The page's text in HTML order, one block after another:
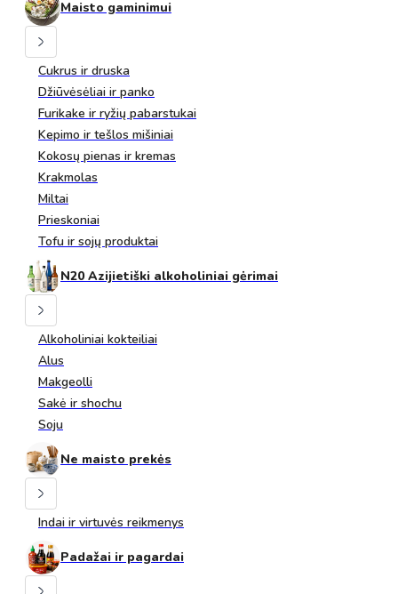
Maisto gaminimui
Cukrus ir druska
Džiūvėsėliai ir panko
Furikake ir ryžių pabarstukai
Kepimo ir tešlos mišiniai
Kokosų pienas ir kremas
Krakmolas
Miltai
Prieskoniai
Tofu ir sojų produktai
N20 Azijietiški alkoholiniai gėrimai
Alkoholiniai kokteiliai
Alus
Makgeolli
Sakė ir shochu
Soju
Ne maisto prekės
Indai ir virtuvės reikmenys
Padažai ir pagardai